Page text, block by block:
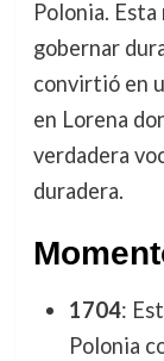
Polonia.
gobernar
convirtió en
en Lorena
verdadera
duradera.
1704:
Polonia